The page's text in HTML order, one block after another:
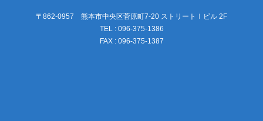
〒862-0957 熊本市中央区菅原町7-20 ストリートⅠビル 2F
TEL : 096-375-1386
FAX : 096-375-1387